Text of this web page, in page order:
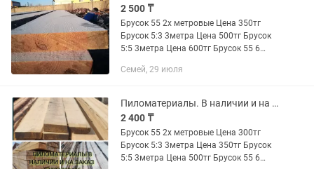
2 500 ₸
Брусок 55 2х метровые Цена 350тг
Брусок 5:3 3метра Цена 500тг Брусок
5:5 3метра Цена 600тг Брусок 55 6
Цена 5000тг Стропила 510 6метра
Семей, 29 июля
Пиломатериалы. В наличии и на заказ
2 400 ₸
Брусок 55 2х метровые Цена 300тг
Брусок 5:3 3метра Цена 350тг Брусок
5:5 3метра Цена 500тг Брусок 55 6